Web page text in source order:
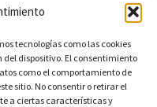
tecnologías como las cookies
dispositivo. El consentimiento
como el comportamiento de
sitio. No consentir o retirar el
a ciertas características y